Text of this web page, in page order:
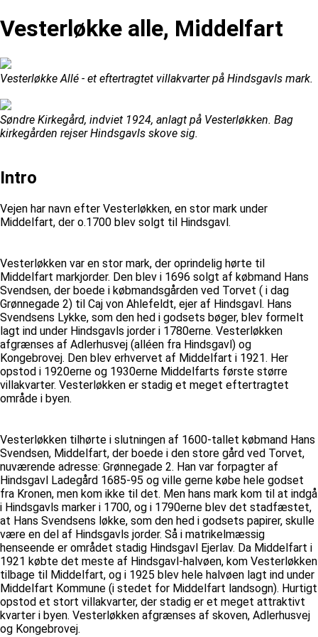
Vesterløkke alle, Middelfart
Vesterløkke Allé - et eftertragtet villakvarter på Hindsgavls mark.
Søndre Kirkegård, indviet 1924, anlagt på Vesterløkken. Bag
kirkegården rejser Hindsgavls skove sig.
Intro
Vejen har navn efter Vesterløkken, en stor mark under
Middelfart, der o.1700 blev solgt til Hindsgavl.
Vesterløkken var en stor mark, der oprindelig hørte til
Middelfart markjorder. Den blev i 1696 solgt af købmand Hans
Svendsen, der boede i købmandsgården ved Torvet ( i dag
Grønnegade 2) til Caj von Ahlefeldt, ejer af Hindsgavl. Hans
Svendsens Lykke, som den hed i godsets bøger, blev formelt
lagt ind under Hindsgavls jorder i 1780erne. Vesterløkken
afgrænses af Adlerhusvej (alléen fra Hindsgavl) og
Kongebrovej. Den blev erhvervet af Middelfart i 1921. Her
opstod i 1920erne og 1930erne Middelfarts første større
villakvarter. Vesterløkken er stadig et meget eftertragtet
område i byen.
Vesterløkken tilhørte i slutningen af 1600-tallet købmand Hans
Svendsen, Middelfart, der boede i den store gård ved Torvet,
nuværende adresse: Grønnegade 2. Han var forpagter af
Hindsgavl Ladegård 1685-95 og ville gerne købe hele godset
fra Kronen, men kom ikke til det. Men hans mark kom til at indgå
i Hindsgavls marker i 1700, og i 1790erne blev det stadfæstet,
at Hans Svendsens løkke, som den hed i godsets papirer, skulle
være en del af Hindsgavls jorder. Så i matrikelmæssig
henseende er området stadig Hindsgavl Ejerlav. Da Middelfart i
1921 købte det meste af Hindsgavl-halvøen, kom Vesterløkken
tilbage til Middelfart, og i 1925 blev hele halvøen lagt ind under
Middelfart Kommune (i stedet for Middelfart landsogn). Hurtigt
opstod et stort villakvarter, der stadig er et meget attraktivt
kvarter i byen. Vesterløkken afgrænses af skoven, Adlerhusvej
og Kongebrovej.